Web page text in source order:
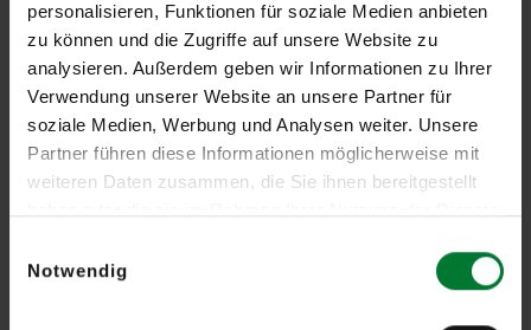
personalisieren, Funktionen für soziale Medien anbieten
zu können und die Zugriffe auf unsere Website zu
analysieren. Außerdem geben wir Informationen zu Ihrer
Verwendung unserer Website an unsere Partner für
soziale Medien, Werbung und Analysen weiter. Unsere
Partner führen diese Informationen möglicherweise mit
weiteren Daten zusammen, die Sie ihnen bereitgestellt
Notwendig
Einsatzumgebungen anpassen können.“,
zieht auch Vertriebsprofi
Patrick Sielski nach der Veranstaltung positive Bilanz.
Fazit
Der Drohnen-Demo-Tag in der JVA Iserlohn hat einmal mehr
eindrucksvoll gezeigt, wie groß die Bedrohung durch
Mit dem skalierbaren Drohnendetektions- und Abwehrsystem von